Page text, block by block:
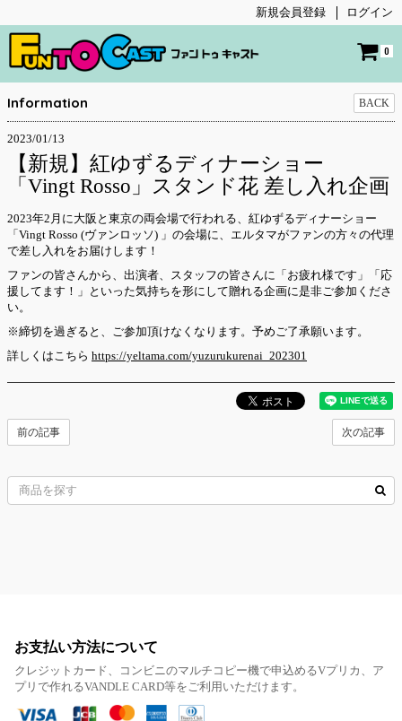
新規会員登録 ログイン
0
Information BACK
2023/01/13
【新規】紅ゆずるディナーショー
「Vingt Rosso」スタンド花 差し入れ企画
2023年2月に大阪と東京の両会場で行われる、紅ゆずるディナーショー
「Vingt Rosso (ヴァンロッソ) 」の会場に、エルタマがファンの方々の代理
で差し入れをお届けします！
ファンの皆さんから、出演者、スタッフの皆さんに「お疲れ様です」「応
援してます！」といった気持ちを形にして贈れる企画に是非ご参加くださ
い。
※締切を過ぎると、ご参加頂けなくなります。予めご了承願います。
詳しくはこちら https://yeltama.com/yuzurukurenai_202301
次の記事
前の記事
お支払い方法について
クレジットカード、コンビニのマルチコピー機で申込めるVプリカ、ア
プリで作れるVANDLE CARD等をご利用いただけます。